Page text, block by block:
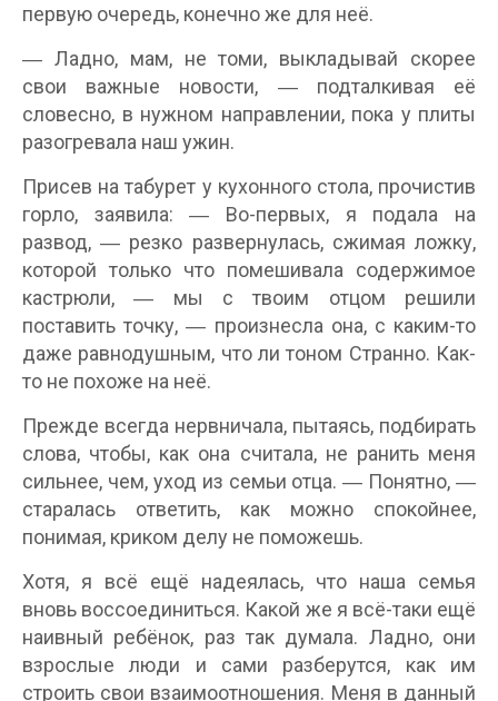
первую очередь, конечно же для неё.
― Ладно, мам, не томи, выкладывай скорее
свои важные новости, ― подталкивая её
словесно, в нужном направлении, пока у плиты
разогревала наш ужин.
Присев на табурет у кухонного стола, прочистив
горло, заявила: ― Во-первых, я подала на
развод, ― резко развернулась, сжимая ложку,
которой только что помешивала содержимое
кастрюли, ― мы с твоим отцом решили
поставить точку, ― произнесла она, с каким-то
даже равнодушным, что ли тоном Странно. Как-
то не похоже на неё.
Прежде всегда нервничала, пытаясь, подбирать
слова, чтобы, как она считала, не ранить меня
сильнее, чем, уход из семьи отца. ― Понятно, ―
старалась ответить, как можно спокойнее,
понимая, криком делу не поможешь.
Хотя, я всё ещё надеялась, что наша семья
вновь воссоединиться. Какой же я всё-таки ещё
наивный ребёнок, раз так думала. Ладно, они
взрослые люди и сами разберутся, как им
строить свои взаимоотношения. Меня в данный